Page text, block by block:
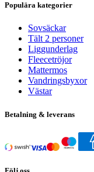
Populära kategorier
Sovsäckar
Tält 2 personer
Liggunderlag
Fleecetröjor
Mattermos
Vandringsbyxor
Västar
Betalning & leverans